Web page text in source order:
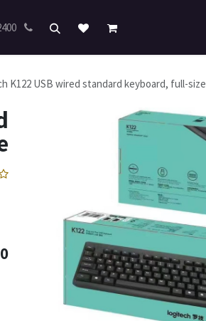
K122 USB wired standard keyboard, full-size